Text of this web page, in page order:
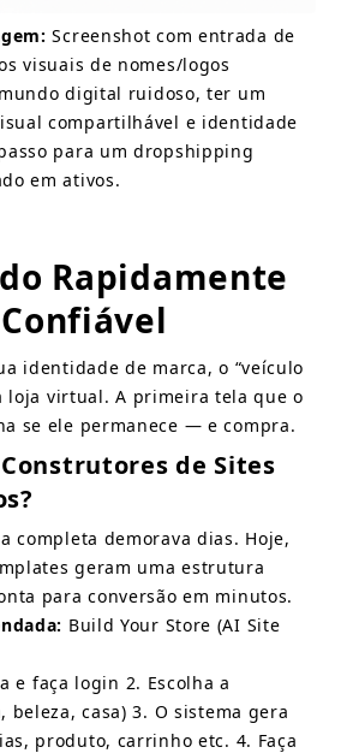
Screenshot com entrada de
visuais de nomes/logos
digital ruidoso, ter um
compartilhável e identidade
para um dropshipping
em ativos.
Rapidamente
identidade de marca, o “veículo
loja virtual. A primeira tela que o
se ele permanece — e compra.
de Sites
completa demorava dias. Hoje,
geram uma estrutura
para conversão em minutos.
Build Your Store (AI Site
e faça login 2. Escolha a
beleza, casa) 3. O sistema gera
produto, carrinho etc. 4. Faça